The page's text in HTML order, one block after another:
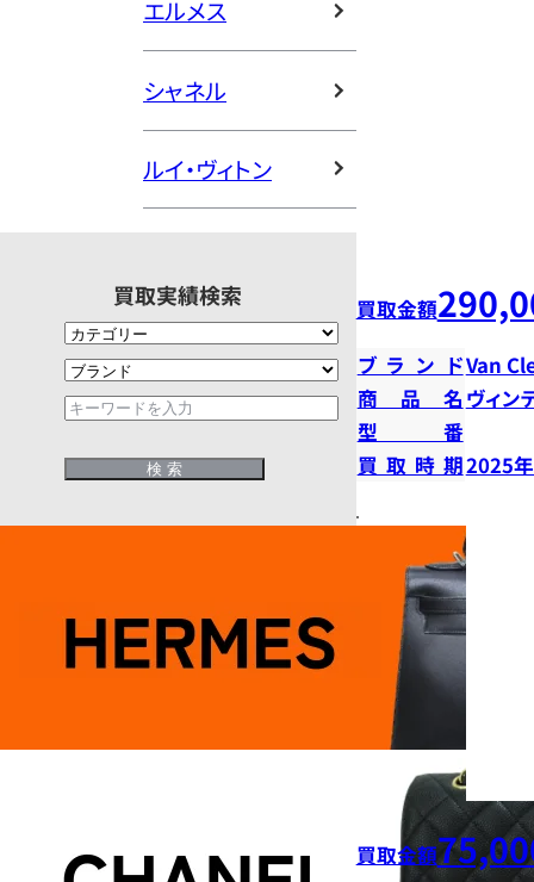
エルメス
シャネル
ルイ・ヴィトン
買取実績検索 買取金額
ブランドVan
商品名 ヴィン
型番
買取時期2025
買取金額